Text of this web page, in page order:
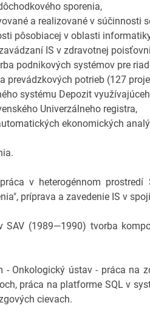
sporenia,
a realizované v súčinnosti
pôsobiacej v oblasti
IS v zdravotnej
podnikových systémov pre
prevádzkových potrieb (127
systému Depozit
Univerzálneho registra,
ekonomických
v heterogénnom
príprava a zavedenie IS v
SAV (1989—1990) tvorba
- Onkologický ústav - práca na
práca na platforme SQL v
cievach.